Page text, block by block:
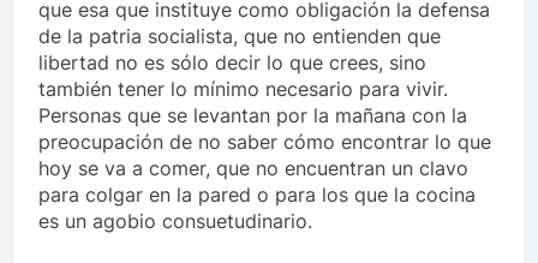
que esa que instituye como obligación la defensa
de la patria socialista, que no entienden que
libertad no es sólo decir lo que crees, sino
también tener lo mínimo necesario para vivir.
Personas que se levantan por la mañana con la
preocupación de no saber cómo encontrar lo que
hoy se va a comer, que no encuentran un clavo
para colgar en la pared o para los que la cocina
es un agobio consuetudinario.